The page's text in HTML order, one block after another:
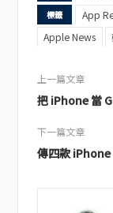
標籤 App
Apple News
上一篇文章
把 iPhone 當
下一篇文章
傳四款 iPhone